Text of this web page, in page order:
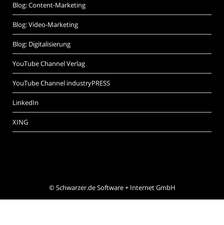
Blog: Content-Marketing
Blog: Video-Marketing
Blog: Digitalisierung
YouTube Channel Verlag
YouTube Channel industryPRESS
LinkedIn
XING
©Schwarzer.de Software + Internet GmbH